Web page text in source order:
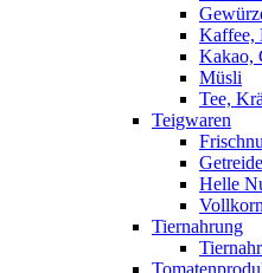
Kaffee,
Kakao,
Müsli
Tee,
Teigwaren
Helle
Tiernahrung